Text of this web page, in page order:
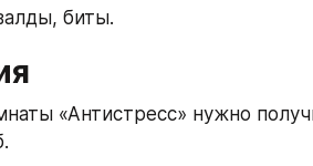
биты.
«Антистресс» нужно